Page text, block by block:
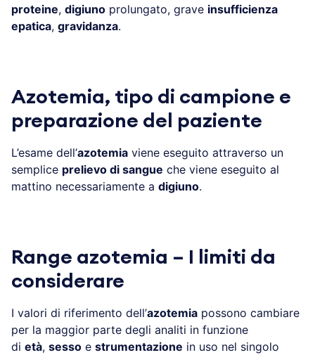
proteine, digiuno prolungato, grave insufficienza
epatica, gravidanza.
Azotemia, tipo di campione e
preparazione del paziente
L’esame dell’azotemia viene eseguito attraverso un
semplice prelievo di sangue che viene eseguito al
mattino necessariamente a digiuno.
Range azotemia – I limiti da
considerare
I valori di riferimento dell’azotemia possono cambiare
per la maggior parte degli analiti in funzione
di età, sesso e strumentazione in uso nel singolo